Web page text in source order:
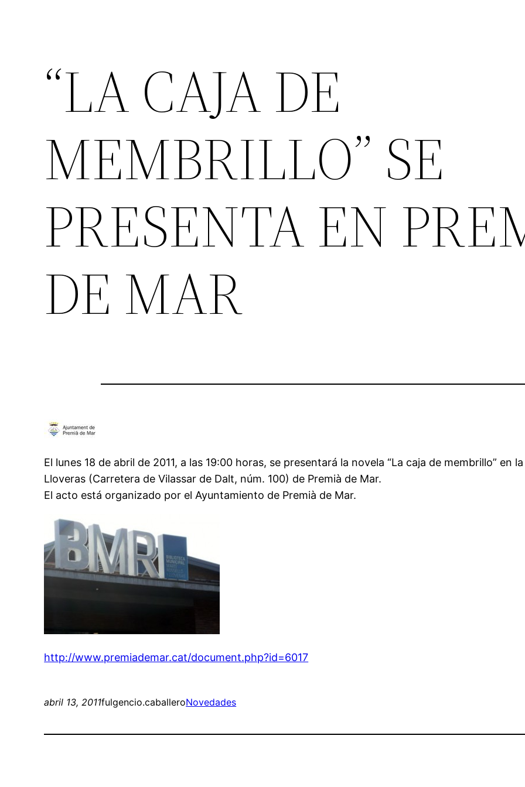
“LA CAJA DE
MEMBRILLO” SE
PRESENTA EN
DE MAR
El lunes 18 de abril de 2011, a las 19:00 horas, se presentará la novela “La caja de membrillo” en
Lloveras (Carretera de Vilassar de Dalt, núm. 100) de Premià de Mar.
El acto está organizado por el Ayuntamiento de Premià de Mar.
http://www.premiademar.cat/document.php?id=6017
abril 13, 2011fulgencio.caballeroNovedades